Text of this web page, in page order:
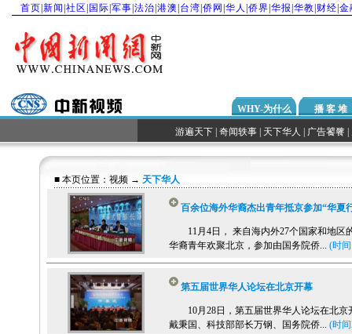
首页 新闻 社区 国际 军事 法治 港澳 台湾 侨网 华人 侨界 华报 华教 财经 金
WHY-为什么 播 客 堆
游遍天下 奇闻轶事 天下华人 广告饕餮
■ 本页位置： 视频 → 天下华人
百余位海外华裔杰出青年抵京参加“华夏
11月4日， 来自海内外27个国家和地区
华裔青年欢聚北京，参加由国务院侨... (时
第五届世界华人论坛在北京开幕
10月28日，第五届世界华人论坛在北京
戴秉国、科技部部长万钢、国务院侨... (时